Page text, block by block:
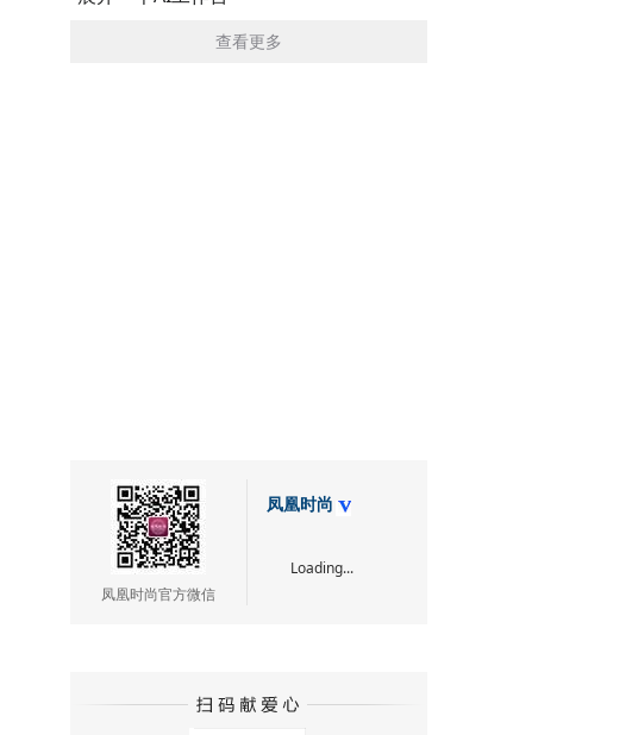
查看更多
凤凰时尚官方微信
凤凰时尚
Loading...